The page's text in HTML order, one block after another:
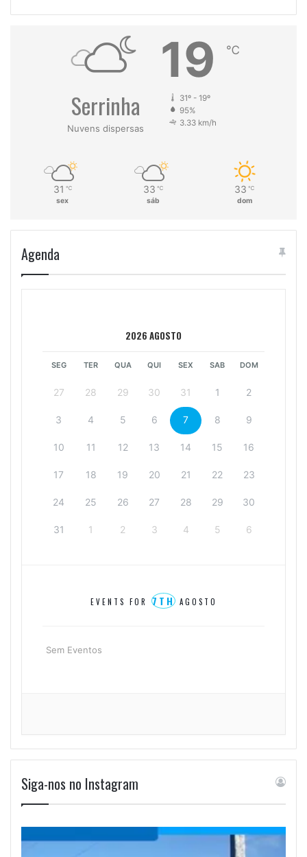
Serrinha
Nuvens dispersas
19 ℃
31º - 19º
95%
3.33 km/h
31 ℃
sex
33 ℃
sáb
33 ℃
dom
Agenda
2026 AGOSTO
SEG TER QUA QUI SEX SAB DOM
27 28 29 30 31 1 2
3 4 5 6 7 8 9
10 11 12 13 14 15 16
17 18 19 20 21 22 23
24 25 26 27 28 29 30
31 1 2 3 4 5 6
EVENTS FOR 7THAGOSTO
Sem Eventos
Siga-nos no Instagram